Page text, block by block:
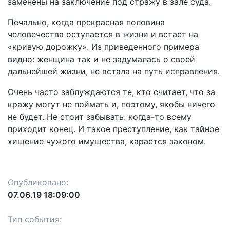
Печально, когда прекрасная половина
человечества оступается в жизни и встает на
«кривую дорожку». Из приведенного примера
видно: женщина так и не задумалась о своей
дальнейшей жизни, не встала на путь исправления.
Очень часто заблуждаются те, кто считает, что за
кражу могут не поймать и, поэтому, якобы ничего
не будет. Не стоит забывать: когда-то всему
приходит конец. И такое преступление, как тайное
хищение чужого имущества, карается законом.
Опубликовано:
07.06.19 18:09:00
Тип события: